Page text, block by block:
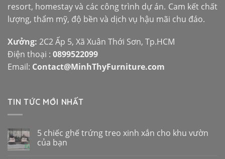
resort, homestay và các công trình dự án. Cam kết chất
lượng, thẩm mỹ, độ bền và dịch vụ hậu mãi chu đáo.
Xưởng: 2C2 Ấp 5, Xã Xuân Thới Sơn, Tp.HCM
Điện thoại : 0899522099
Email: Contact@MinhThyFurniture.com
TIN TỨC MỚI NHẤT
5 chiếc ghế trứng treo xinh xắn cho khu vườn
của bạn